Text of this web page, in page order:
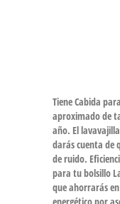
Tiene Cabida
aproximado de
año. El
darás cuenta de
de ruido.
para tu bolsillo
que ahorrarás